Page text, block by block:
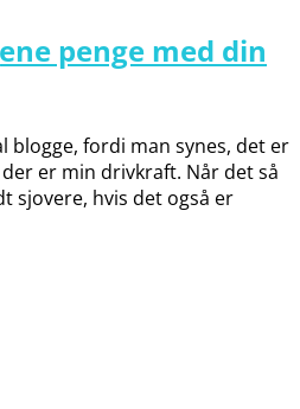
penge med din
blogge, fordi man synes, det er
er min drivkraft. Når det så
sjovere, hvis det også er